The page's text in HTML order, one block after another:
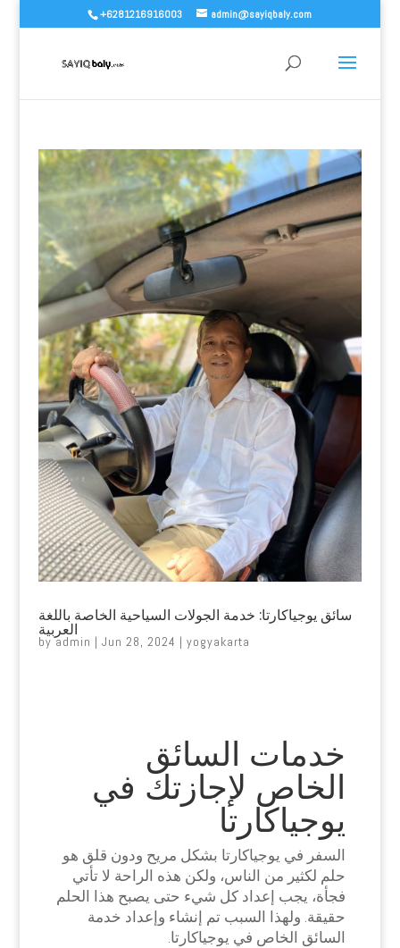
+6281216916003 admin@sayiqbaly.com
سائق يوجياكارتا: خدمة الجولات السياحية الخاصة باللغة
العربية
byadmin | Jun 28, 2024 | yogyakarta
خدمات السائق
الخاص لإجازتك في
يوجياكارتا
السفر في يوجياكارتا بشكل مريح ودون قلق هو
حلم لكثير من الناس، ولكن هذه الراحة لا تأتي
فجأة، يجب إعداد كل شيء حتى يصبح هذا الحلم
حقيقة. ولهذا السبب تم إنشاء وإعداد خدمة
السائق الخاص في يوجياكارتا.